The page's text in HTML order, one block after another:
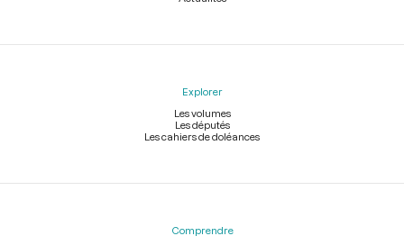
Explorer
Les volumes
Les députés
Les cahiers de doléances
Comprendre